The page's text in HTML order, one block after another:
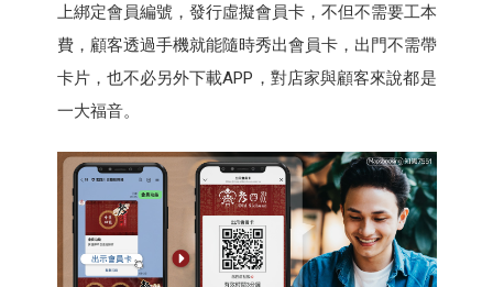
上綁定會員編號，發行虛擬會員卡，不但不需要工本
費，顧客透過手機就能隨時秀出會員卡，出門不需帶
卡片，也不必另外下載APP，對店家與顧客來說都是
一大福音。